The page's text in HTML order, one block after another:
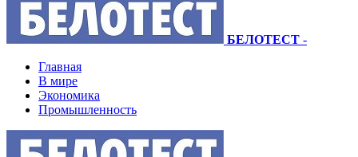
БЕЛОТЕСТ -
Главная
В мире
Экономика
Промышленность